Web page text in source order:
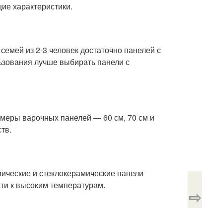
характеристики.
из 2-3 человек достаточно панелей с
лучше выбирать панели с
варочных панелей — 60 см, 70 см и
и стеклокерамические панели
к высоким температурам.
⇨